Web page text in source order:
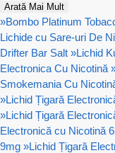
Arată Mai Mult
»Bombo Platinum
Lichide cu Sare-uri De
Drifter Bar Salt »Lichid
Electronica Cu Nicotină
Smokemania Cu
»Lichid Țigară
»Lichid Țigară
Electronică cu Nicotină
9mg »Lichid Țigară